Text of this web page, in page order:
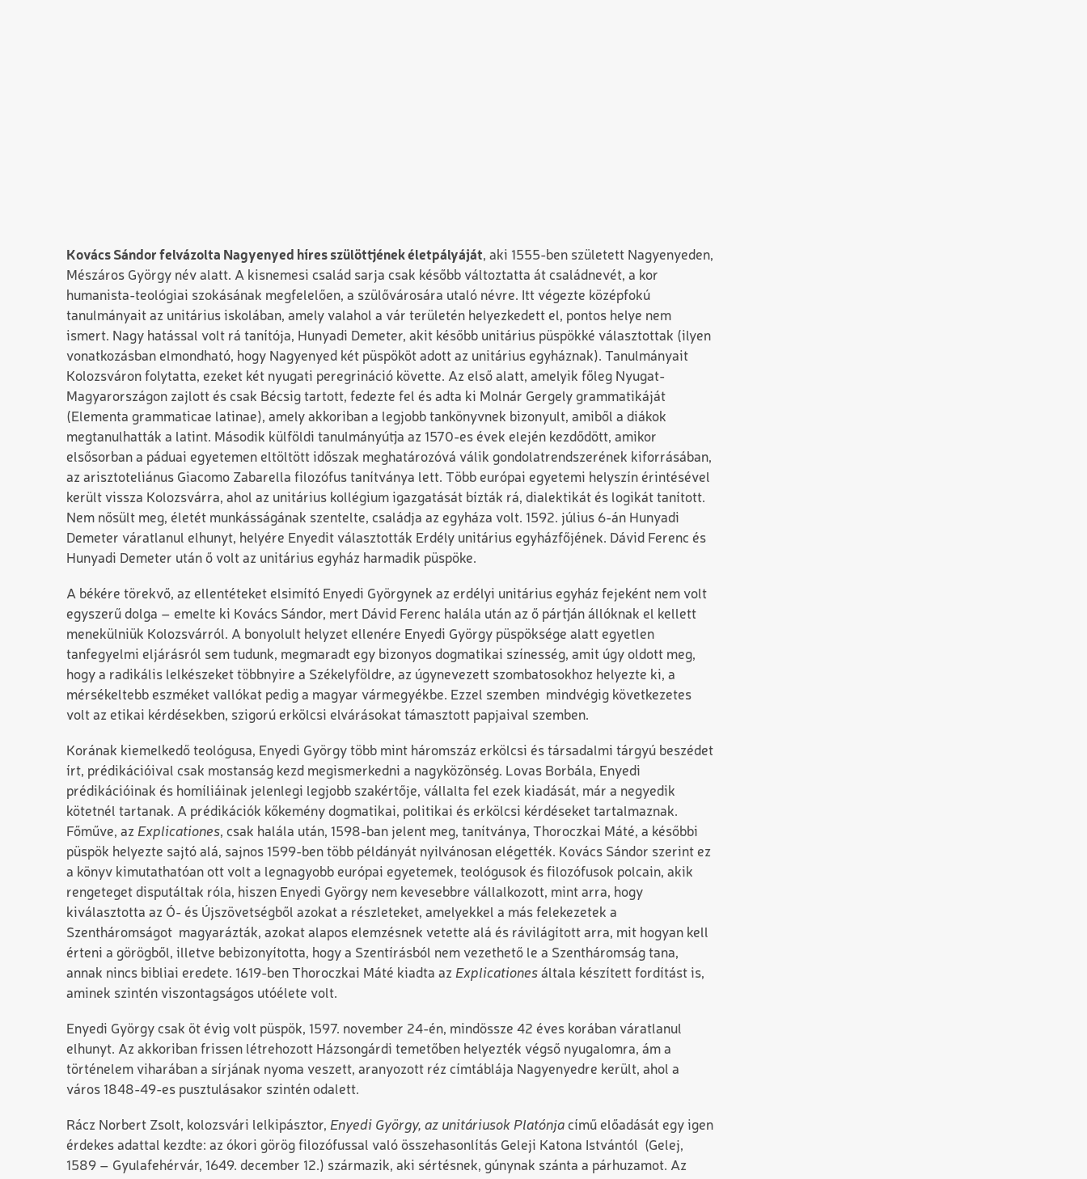
Kovács Sándor felvázolta Nagyenyed híres szülöttjének életpályáját, aki 1555-ben született Nagyenyeden,
Mészáros György név alatt. A kisnemesi család sarja csak később változtatta át családnevét, a kor
humanista-teológiai szokásának megfelelően, a szülővárosára utaló névre. Itt végezte középfokú
tanulmányait az unitárius iskolában, amely valahol a vár területén helyezkedett el, pontos helye nem
ismert. Nagy hatással volt rá tanítója, Hunyadi Demeter, akit később unitárius püspökké választottak (ilyen
vonatkozásban elmondható, hogy Nagyenyed két püspököt adott az unitárius egyháznak). Tanulmányait
Kolozsváron folytatta, ezeket két nyugati peregrináció követte. Az első alatt, amelyik főleg Nyugat-
Magyarországon zajlott és csak Bécsig tartott, fedezte fel és adta ki Molnár Gergely grammatikáját
(Elementa grammaticae latinae), amely akkoriban a legjobb tankönyvnek bizonyult, amiből a diákok
megtanulhatták a latint. Második külföldi tanulmányútja az 1570-es évek elején kezdődött, amikor
elsősorban a páduai egyetemen eltöltött időszak meghatározóvá válik gondolatrendszerének kiforrásában,
az arisztoteliánus Giacomo Zabarella filozófus tanítványa lett. Több európai egyetemi helyszín érintésével
került vissza Kolozsvárra, ahol az unitárius kollégium igazgatását bízták rá, dialektikát és logikát tanított.
Nem nősült meg, életét munkásságának szentelte, családja az egyháza volt. 1592. július 6-án Hunyadi
Demeter váratlanul elhunyt, helyére Enyedit választották Erdély unitárius egyházfőjének. Dávid Ferenc és
Hunyadi Demeter után ő volt az unitárius egyház harmadik püspöke.
A békére törekvő, az ellentéteket elsimító Enyedi Györgynek az erdélyi unitárius egyház fejeként nem volt
egyszerű dolga – emelte ki Kovács Sándor, mert Dávid Ferenc halála után az ő pártján állóknak el kellett
menekülniük Kolozsvárról. A bonyolult helyzet ellenére Enyedi György püspöksége alatt egyetlen
tanfegyelmi eljárásról sem tudunk, megmaradt egy bizonyos dogmatikai színesség, amit úgy oldott meg,
hogy a radikális lelkészeket többnyire a Székelyföldre, az úgynevezett szombatosokhoz helyezte ki, a
mérsékeltebb eszméket vallókat pedig a magyar vármegyékbe. Ezzel szemben mindvégig következetes
volt az etikai kérdésekben, szigorú erkölcsi elvárásokat támasztott papjaival szemben.
Korának kiemelkedő teológusa, Enyedi György több mint háromszáz erkölcsi és társadalmi tárgyú beszédet
írt, prédikációival csak mostanság kezd megismerkedni a nagyközönség. Lovas Borbála, Enyedi
prédikációinak és homíliáinak jelenlegi legjobb szakértője, vállalta fel ezek kiadását, már a negyedik
kötetnél tartanak. A prédikációk kőkemény dogmatikai, politikai és erkölcsi kérdéseket tartalmaznak.
Főműve, az Explicationes, csak halála után, 1598-ban jelent meg, tanítványa, Thoroczkai Máté, a későbbi
püspök helyezte sajtó alá, sajnos 1599-ben több példányát nyilvánosan elégették. Kovács Sándor szerint ez
a könyv kimutathatóan ott volt a legnagyobb európai egyetemek, teológusok és filozófusok polcain, akik
rengeteget disputáltak róla, hiszen Enyedi György nem kevesebbre vállalkozott, mint arra, hogy
kiválasztotta az Ó- és Újszövetségből azokat a részleteket, amelyekkel a más felekezetek a
Szentháromságot magyarázták, azokat alapos elemzésnek vetette alá és rávilágított arra, mit hogyan kell
érteni a görögből, illetve bebizonyította, hogy a Szentírásból nem vezethető le a Szentháromság tana,
annak nincs bibliai eredete. 1619-ben Thoroczkai Máté kiadta az Explicationes általa készített fordítást is,
aminek szintén viszontagságos utóélete volt.
Enyedi György csak öt évig volt püspök, 1597. november 24-én, mindössze 42 éves korában váratlanul
elhunyt. Az akkoriban frissen létrehozott Házsongárdi temetőben helyezték végső nyugalomra, ám a
történelem viharában a sírjának nyoma veszett, aranyozott réz címtáblája Nagyenyedre került, ahol a
város 1848-49-es pusztulásakor szintén odalett.
Rácz Norbert Zsolt, kolozsvári lelkipásztor, Enyedi György, az unitáriusok Platónja című előadását egy igen
érdekes adattal kezdte: az ókori görög filozófussal való összehasonlítás Geleji Katona Istvántól (Gelej,
1589 – Gyulafehérvár, 1649. december 12.) származik, aki sértésnek, gúnynak szánta a párhuzamot. Az